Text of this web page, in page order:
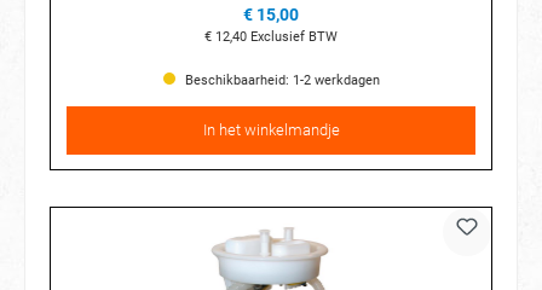
€ 15,00
€ 12,40 Exclusief BTW
Beschikbaarheid: 1-2 werkdagen
In het winkelmandje